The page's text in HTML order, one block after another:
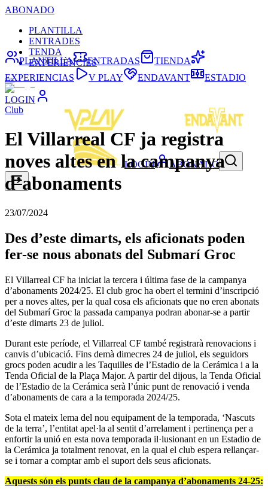
ABONADO
PLANTILLA
ENTRADES
TENDA
EXPERIÈNCIES
LOGIN
LOGIN ABONADO
PLANTILLA ENTRADAS
TIENDA
EXPERIENCIAS
V PLAY ENDAVANT ESTADIO
Club
El Villarreal CF ja registra
noves altes en la campanya
d’abonaments
23/07/2024
Des d’este dimarts, els aficionats poden
fer-se nous abonats del Submarí Groc
El Villarreal CF ha iniciat la tercera i última fase de la campanya
d’abonaments 2024/25. El club groc ha obert el termini d’inscripció
per a noves altes, per la qual cosa els aficionats que no eren abonats
del Submarí Groc la passada campanya podran abonar-se a partir
d’este dimarts 23 de juliol.
Durant este període, el Villarreal CF també registrarà renovacions i
canvis d’ubicació. Fins demà dimecres 24 de juliol, els seguidors
grocs poden acudir a les Taquilles de l’Estadio de la Cerámica i a la
Tenda Oficial de la Plaça Major. A partir del dijous, la Tenda Oficial
de l’Estadio de la Cerámica serà l’únic punt de renovació i venda
d’abonaments de cara a la temporada 2024/25.
Sota el mateix lema del nou equipament de la temporada, ‘Nascuts
de la terra’, l’entitat apel·la al sentit d’arrelament i pertinença per a
enfortir la unió en esta nova temporada il·lusionant en un Estadio de
la Cerámica ja totalment renovat, en la qual el club espera rellançar-
se i tornar a comptar amb el suport dels seus aficionats.
Aquests són els punts clau de la campanya d’abonaments 24-25: